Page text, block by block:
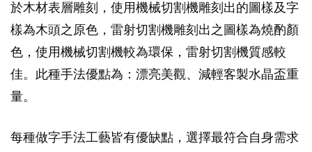
於木材表層雕刻，使用機械切割機雕刻出的圖樣及字
樣為木頭之原色，雷射切割機雕刻出之圖樣為燒酌顏
色，使用機械切割機較為環保，雷射切割機質感較
佳。此種手法優點為：漂亮美觀、減輕客製水晶盃重
量。
每種做字手法工藝皆有優缺點，選擇最符合自身需求